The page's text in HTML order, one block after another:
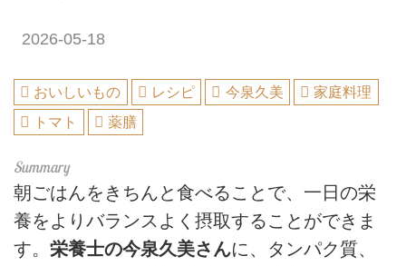
2026-05-18
おいしいもの レシピ 今泉久美
家庭料理
トマト
薬膳
朝ごはんをきちんと食べることで、一日の栄
養をよりバランスよく摂取することができま
す。 栄養士の今泉久美さんに、タンパク質、